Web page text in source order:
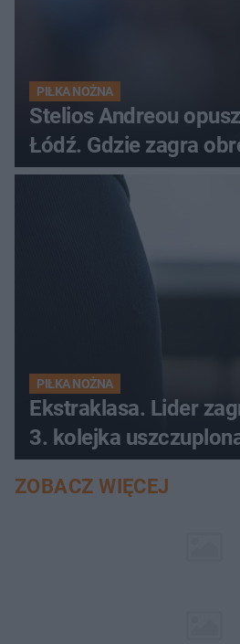
PIŁKA NOŻNA
Stelios Andreou
Łódź. Gdzie zagra
PIŁKA NOŻNA
Ekstraklasa. Lider
3. kolejka
ZOBACZ WIĘCEJ